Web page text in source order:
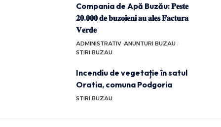
Compania de Apă Buzău: 𝐏𝐞𝐬𝐭𝐞
𝟐𝟎.𝟎𝟎𝟎 𝐝𝐞 𝐛𝐮𝐳𝐨𝐢𝐞𝐧𝐢 𝐚𝐮 𝐚𝐥𝐞𝐬 𝐅𝐚𝐜𝐭𝐮𝐫𝐚
𝐕𝐞𝐫𝐝𝐞
ADMINISTRATIV ANUNTURI BUZAU
STIRI BUZAU
Incendiu de vegetație în satul
Oratia, comuna Podgoria
STIRI BUZAU